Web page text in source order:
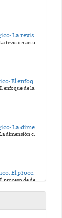
Marco teórico y metodológico: El enfoque de las capacidades
Marco teórico y metodológico: El enfoque de las capacidades
Marco Teórico y Metodológico: La dimensión colectiva del bienestar
Marco teórico y metodológico: El proceso de desarollo de las capacidades
Marco teórico y metodológico: El proceso de desarollo de las capacidades